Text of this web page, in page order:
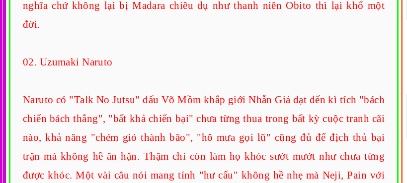
nghĩa chứ không lại bị Madara chiêu dụ như thanh niên Obito thì lại khổ một
đời.
02. Uzumaki Naruto
Naruto có "Talk No Jutsu" đấu Võ Mồm khắp giới Nhẫn Giả đạt đến kì tích "bách
chiến bách thắng", "bất khả chiến bại" chưa từng thua trong bất kỳ cuộc tranh cãi
nào, khả năng "chém gió thành bão", "hô mưa gọi lũ" cũng đủ để địch thủ bại
trận mà không hề ân hận. Thậm chí còn làm họ khóc sướt mướt như chưa từng
được khóc. Một vài câu nói mang tính "hư cấu" không hề nhẹ mà Neji, Pain với